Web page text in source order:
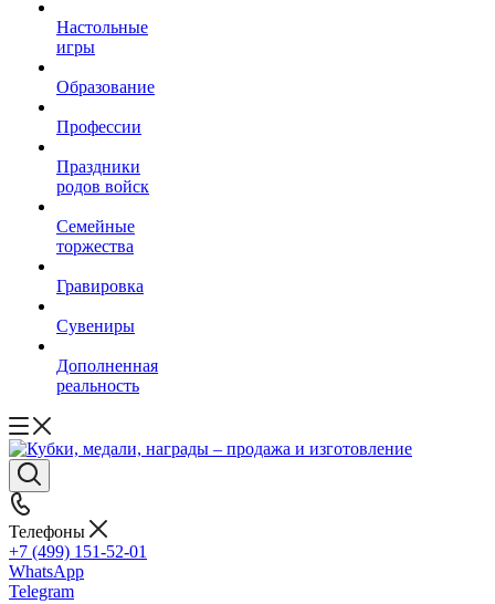
Настольные
игры
Образование
Профессии
Праздники
родов войск
Семейные
торжества
Гравировка
Сувениры
Дополненная
реальность
Телефоны
+7 (499) 151-52-01
WhatsApp
Telegram